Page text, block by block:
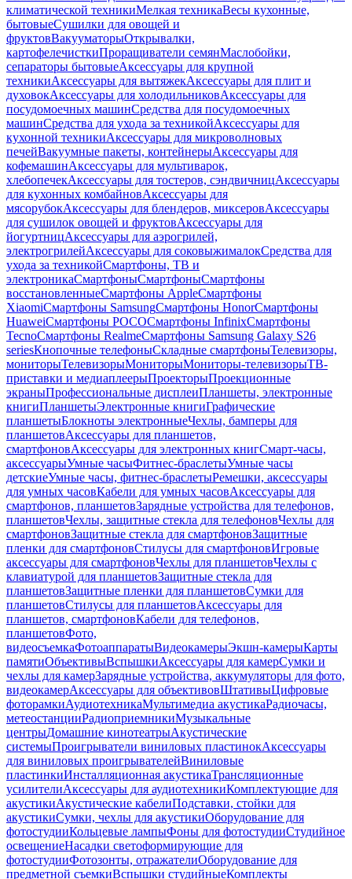
климатической техникиМелкая техникаВесы кухонные,
бытовыеСушилки для овощей и
фруктовВакууматорыОткрывалки,
картофелечисткиПроращиватели семянМаслобойки,
сепараторы бытовыеАксессуары для крупной
техникиАксессуары для вытяжекАксессуары для плит и
духовокАксессуары для холодильниковАксессуары для
посудомоечных машинСредства для посудомоечных
машинСредства для ухода за техникойАксессуары для
кухонной техникиАксессуары для микроволновых
печейВакуумные пакеты, контейнерыАксессуары для
кофемашинАксессуары для мультиварок,
хлебопечекАксессуары для тостеров, сэндвичницАксессуары
для кухонных комбайновАксессуары для
мясорубокАксессуары для блендеров, миксеровАксессуары
для сушилок овощей и фруктовАксессуары для
йогуртницАксессуары для аэрогрилей,
электрогрилейАксессуары для соковыжималокСредства для
ухода за техникойСмартфоны, ТВ и
электроникаСмартфоныСмартфоныСмартфоны
восстановленныеСмартфоны AppleСмартфоны
XiaomiСмартфоны SamsungСмартфоны HonorСмартфоны
HuaweiСмартфоны POCOСмартфоны InfinixСмартфоны
TecnoСмартфоны RealmeСмартфоны Samsung Galaxy S26
seriesКнопочные телефоныСкладные смартфоныТелевизоры,
мониторыТелевизорыМониторыМониторы-телевизорыТВ-
приставки и медиаплеерыПроекторыПроекционные
экраныПрофессиональные дисплеиПланшеты, электронные
книгиПланшетыЭлектронные книгиГрафические
планшетыБлокноты электронныеЧехлы, бамперы для
планшетовАксессуары для планшетов,
смартфоновАксессуары для электронных книгСмарт-часы,
аксессуарыУмные часыФитнес-браслетыУмные часы
детскиеУмные часы, фитнес-браслетыРемешки, аксессуары
для умных часовКабели для умных часовАксессуары для
смартфонов, планшетовЗарядные устройства для телефонов,
планшетовЧехлы, защитные стекла для телефоновЧехлы для
смартфоновЗащитные стекла для смартфоновЗащитные
пленки для смартфоновСтилусы для смартфоновИгровые
аксессуары для смартфоновЧехлы для планшетовЧехлы с
клавиатурой для планшетовЗащитные стекла для
планшетовЗащитные пленки для планшетовСумки для
планшетовСтилусы для планшетовАксессуары для
планшетов, смартфоновКабели для телефонов,
планшетовФото,
видеосъемкаФотоаппаратыВидеокамерыЭкшн-камерыКарты
памятиОбъективыВспышкиАксессуары для камерСумки и
чехлы для камерЗарядные устройства, аккумуляторы для фото,
видеокамерАксессуары для объективовШтативыЦифровые
фоторамкиАудиотехникаМультимедиа акустикаРадиочасы,
метеостанцииРадиоприемникиМузыкальные
центрыДомашние кинотеатрыАкустические
системыПроигрыватели виниловых пластинокАксессуары
для виниловых проигрывателейВиниловые
пластинкиИнсталляционная акустикаТрансляционные
усилителиАксессуары для аудиотехникиКомплектующие для
акустикиАкустические кабелиПодставки, стойки для
акустикиСумки, чехлы для акустикиОборудование для
фотостудииКольцевые лампыФоны для фотостудииСтудийное
освещениеНасадки светоформирующие для
фотостудииФотозонты, отражателиОборудование для
предметной съемкиВспышки студийныеКомплекты